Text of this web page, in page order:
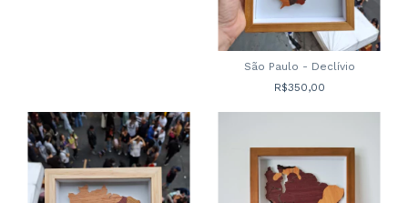
São Paulo - Declívio
R$350,00